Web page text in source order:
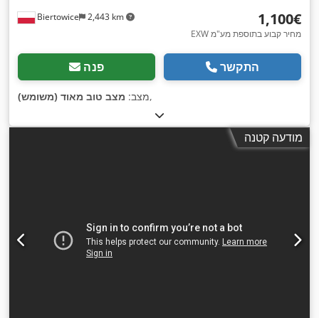
Biertowice 2,443 km ‏1,100 ‏€
EXW מחיר קבוע בתוספת מע"מ
פנה התקשר
מצב: מצב טוב מאוד (משומש) ,
מודעה קטנה